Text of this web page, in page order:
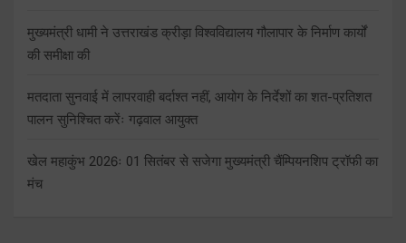
मुख्यमंत्री धामी ने उत्तराखंड क्रीड़ा विश्वविद्यालय गौलापार के निर्माण कार्यों
की समीक्षा की
मतदाता सुनवाई में लापरवाही बर्दाश्त नहीं, आयोग के निर्देशों का शत-प्रतिशत
पालन सुनिश्चित करेंः गढ़वाल आयुक्त
खेल महाकुंभ 2026ः 01 सितंबर से सजेगा मुख्यमंत्री चैंम्पियनशिप ट्रॉफी का
मंच